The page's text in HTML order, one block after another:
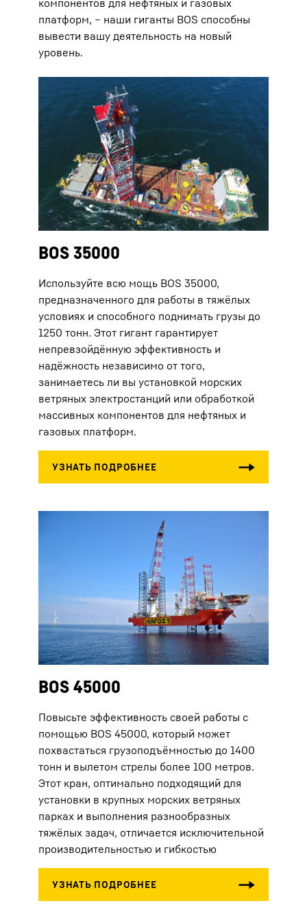
платформ, – наши гиганты BOS способны
вывести вашу деятельность на новый
уровень.
BOS 35000
Используйте всю мощь BOS 35000,
предназначенного для работы в тяжёлых
условиях и способного поднимать грузы до
1250 тонн. Этот гигант гарантирует
непревзойдённую эффективность и
надёжность независимо от того,
занимаетесь ли вы установкой морских
ветряных электростанций или обработкой
массивных компонентов для нефтяных и
газовых платформ.
BOS 45000
Повысьте эффективность своей работы с
помощью BOS 45000, который может
похвастаться грузоподъёмностью до 1400
тонн и вылетом стрелы более 100 метров.
Этот кран, оптимально подходящий для
установки в крупных морских ветряных
парках и выполнения разнообразных
тяжёлых задач, отличается исключительной
производительностью и гибкостью